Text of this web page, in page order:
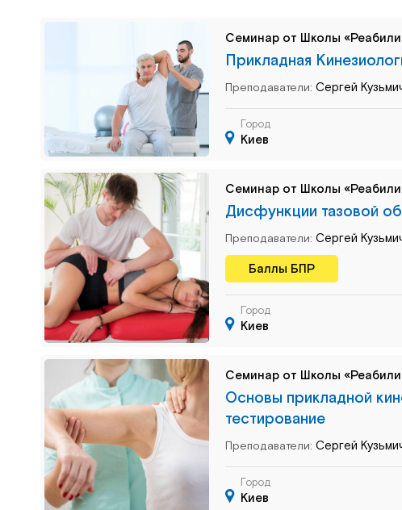
Семинар от Школы
Прикладная
Преподаватели: Сергей
Город
Киев
Семинар от Школы
Дисфункции тазовой
Преподаватели: Сергей
Баллы БПР
Город
Киев
Семинар от Школы
Основы прикладной
тестирование
Преподаватели: Сергей
Город
Киев